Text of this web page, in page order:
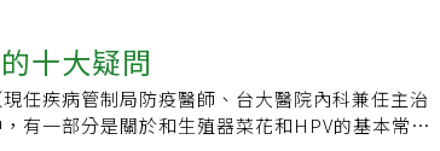
秉穎建議家中如有小男生，可在無性行為前自費
患子宮頸癌風險。
加陰道癌的病變風險。他解釋，抹片是一種工
有無病變，同樣可檢驗陰道黏膜細胞，尤其子宮
期追蹤，檢查前2天須避免陰道沖洗、使用陰道塞
也不能有性行為，恐影響判讀。陳保仁也建議，
友單純，唯一的樂趣是前往三溫暖舒壓，某天因
竟是菜花，十分難以接受，推敲感染途徑為誤觸
為人類乳突病毒，病毒型號高達上百種，大部分
免疫力清除，但若持續感染特定型別的病毒，則可
相關疾病。雖說HPV 主要是透過性接觸感染，
十大疑問
現任疾病管制局防疫醫師、台大醫院內科兼任主治
有一部分是關於和生殖器菜花和HPV的基本常